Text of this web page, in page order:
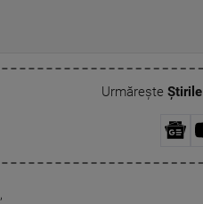
Urmărește
,